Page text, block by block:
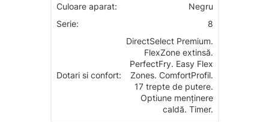
Culoare aparat:
Negru
Serie:
8
Dotari si confort:
DirectSelect Premium.
FlexZone extinsă.
PerfectFry. Easy Flex
Zones. ComfortProfil.
17 trepte de putere.
Optiune menținere
caldă. Timer.